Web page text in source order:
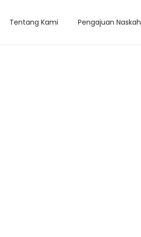
Tentang Kami Pengajuan Naskah